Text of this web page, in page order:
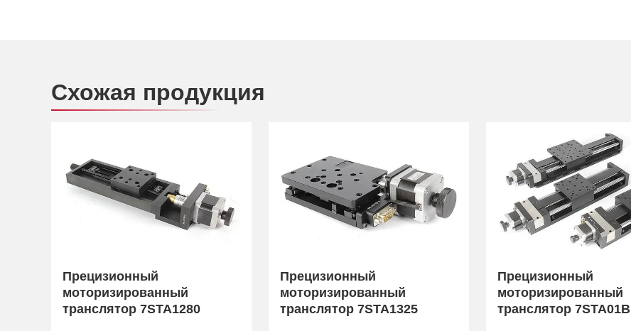
Схожая продукция
Прецизионный
моторизированный
транслятор 7STA1280
Прецизионный
моторизированный
транслятор 7STA1325
Прецизионный
моторизированный
транслятор 7STA01B